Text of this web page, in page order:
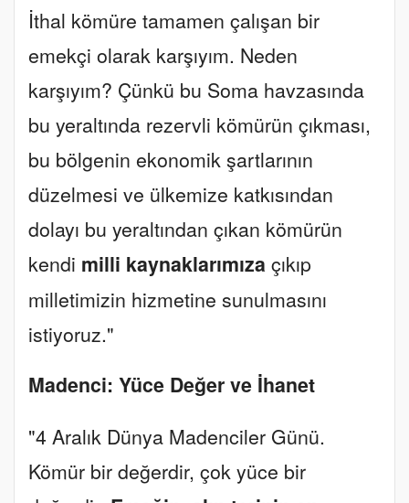
İthal kömüre tamamen çalışan bir
emekçi olarak karşıyım. Neden
karşıyım? Çünkü bu Soma havzasında
bu yeraltında rezervli kömürün çıkması,
bu bölgenin ekonomik şartlarının
düzelmesi ve ülkemize katkısından
dolayı bu yeraltından çıkan kömürün
kendi milli kaynaklarımıza çıkıp
milletimizin hizmetine sunulmasını
istiyoruz."
Madenci: Yüce Değer ve İhanet
"4 Aralık Dünya Madenciler Günü.
Kömür bir değerdir, çok yüce bir